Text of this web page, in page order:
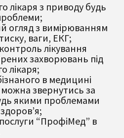
лікаря з приводу будь
огляд з вимірюванням
ваги, ЕКГ;
лікування
захворювань під
лікаря;
в медицині
звернутись за
якими проблемами
“ПрофіМед” в